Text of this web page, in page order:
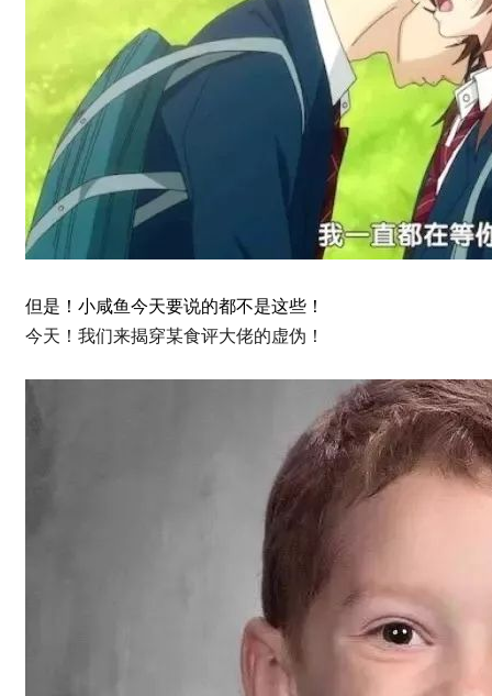
但是！小咸鱼今天要说的都不是这些！
今天！我们来揭穿某食评大佬的虚伪！